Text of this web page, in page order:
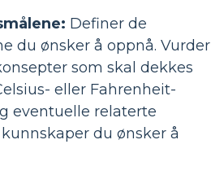
Definer de
du ønsker å oppnå. Vurder
som skal dekkes
eller Fahrenheit-
eventuelle relaterte
du ønsker å